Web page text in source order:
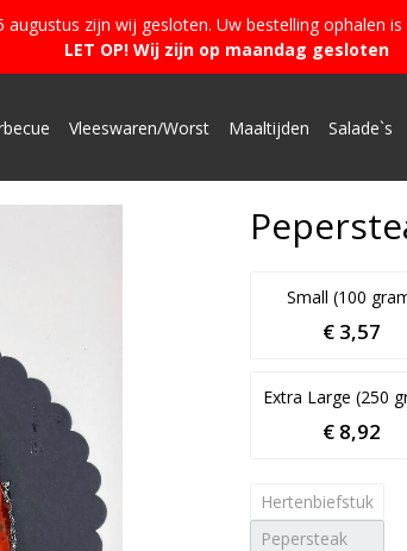
zijn wij gesloten. Uw bestelling ophalen
LET OP! Wij zijn op maandag gesloten
Vleeswaren/Worst Maaltijden Salade`s
Small (100
€ 3,57
Extra Large (250
€ 8,92
Hertenbiefstuk
Pepersteak